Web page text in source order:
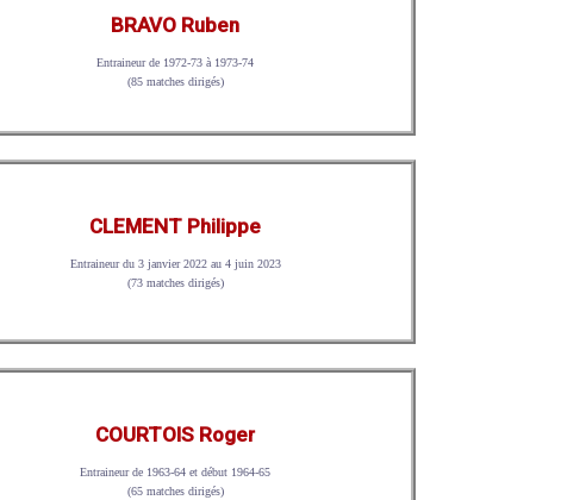
BRAVO Ruben
Entraineur de 1972-73 à 1973-74
(85 matches dirigés)
CLEMENT Philippe
Entraineur du 3 janvier 2022 au 4 juin 2023
(73 matches dirigés)
COURTOIS Roger
Entraineur de 1963-64 et début 1964-65
(65 matches dirigés)